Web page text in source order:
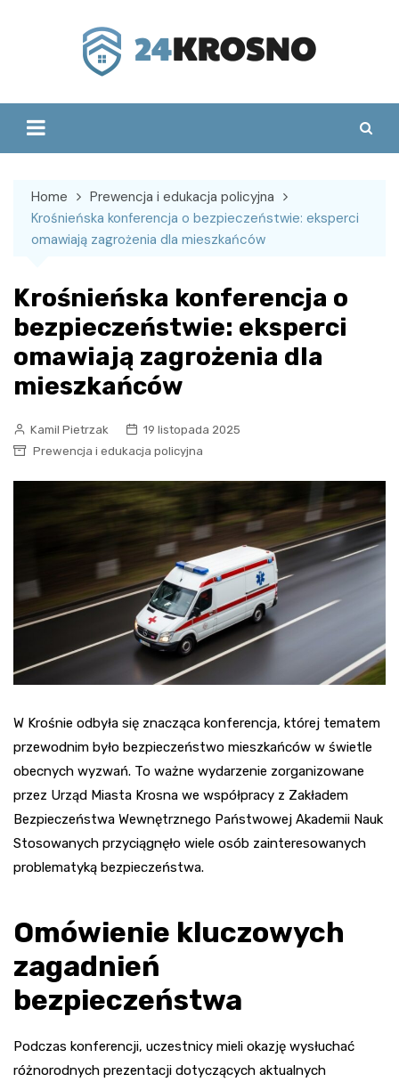
Home
Prewencja i edukacja policyjna
Krośnieńska konferencja o bezpieczeństwie: eksperci
omawiają zagrożenia dla mieszkańców
Krośnieńska konferencja o
bezpieczeństwie: eksperci
omawiają zagrożenia dla
mieszkańców
Kamil Pietrzak
19 listopada 2025
Prewencja i edukacja policyjna
W Krośnie odbyła się znacząca konferencja, której tematem
przewodnim było bezpieczeństwo mieszkańców w świetle
obecnych wyzwań. To ważne wydarzenie zorganizowane
przez Urząd Miasta Krosna we współpracy z Zakładem
Bezpieczeństwa Wewnętrznego Państwowej Akademii Nauk
Stosowanych przyciągnęło wiele osób zainteresowanych
problematyką bezpieczeństwa.
Omówienie kluczowych
zagadnień
bezpieczeństwa
Podczas konferencji, uczestnicy mieli okazję wysłuchać
różnorodnych prezentacji dotyczących aktualnych